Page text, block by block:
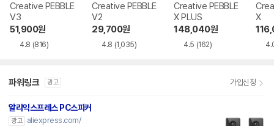
Creative PEBBLE
V3
51,900원
4.8 (816)
Creative PEBBLE
V2
29,700원
4.8 (1,035)
Creative PEBBLE
X PLUS
148,040원
4.5 (162)
X
파워링크 광고 가입신청
알리익스프레스 PC스피커
광고
aliexpress.com/